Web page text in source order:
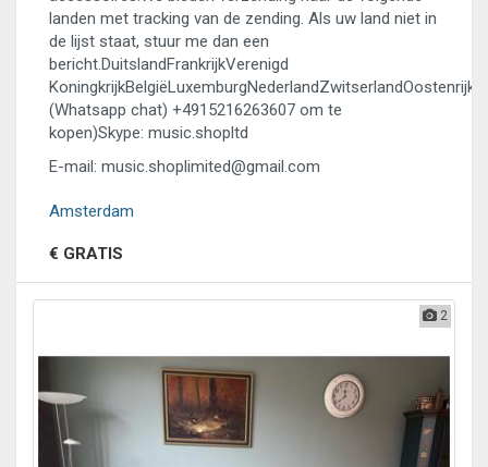
landen met tracking van de zending. Als uw land niet in
de lijst staat, stuur me dan een
bericht.DuitslandFrankrijkVerenigd
(Whatsapp chat) +4915216263607 om te
kopen)Skype: music.shopltd
E-mail: music.shoplimited@gmail.com
Amsterdam
€ GRATIS
2